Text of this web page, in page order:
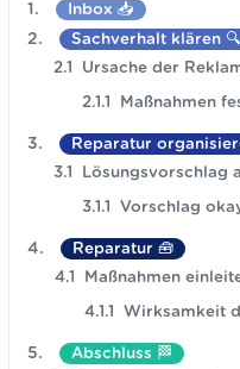
Inbox 📥
Sachverhalt klären 🔍
Ursache der
Maßnahmen
Reparatur
Lösungsvorschlag
Vorschlag
Reparatur 🧰
Maßnahmen
Wirksamkeit
Abschluss 🏁